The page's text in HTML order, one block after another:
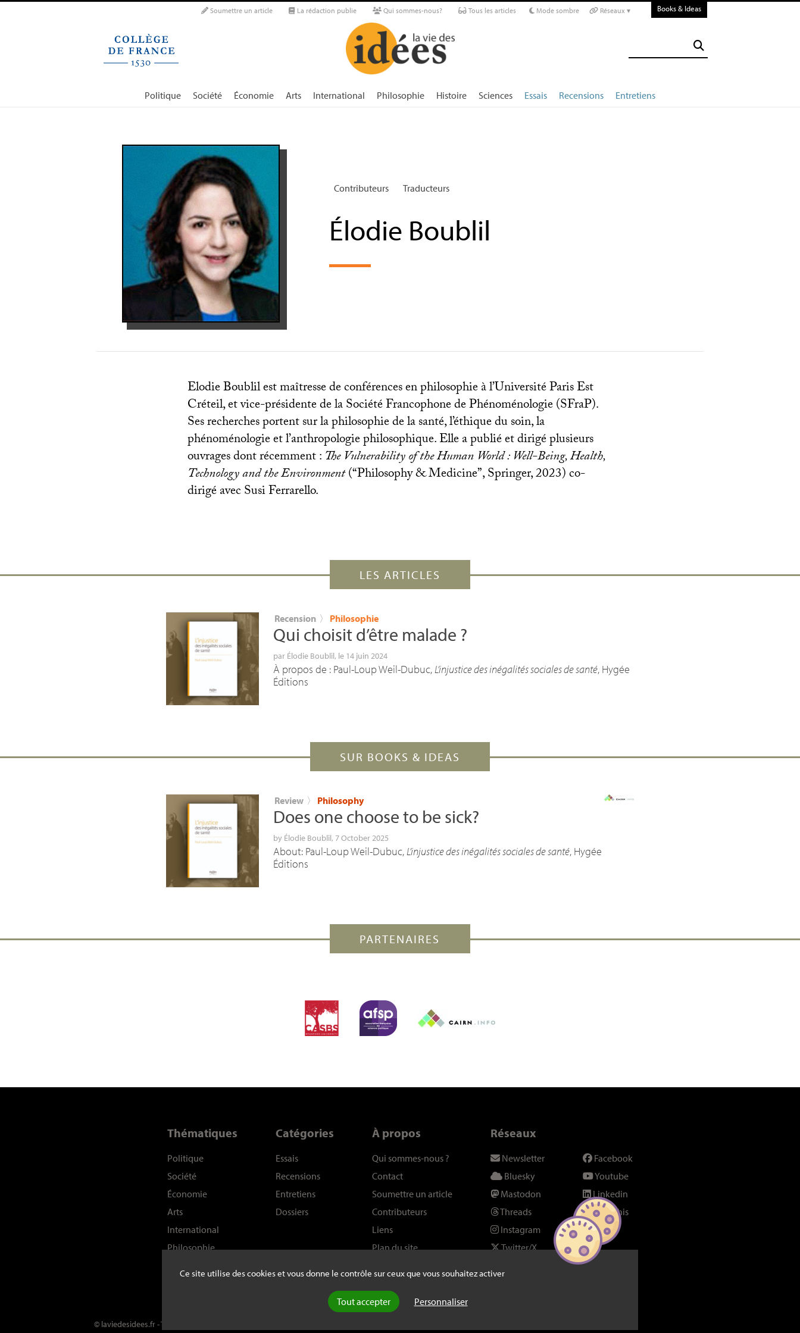
Ce site utilise des cookies et vous donne le contrôle sur ceux que vous souhaitez activer
Tout accepter Personnaliser
Soumettre un article La rédaction publie Qui sommes-nous? Tous les articles Mode sombre Réseaux ▾ Books & Ideas
Politique Société Économie Arts International Philosophie Histoire Sciences Essais Recensions Entretiens
Contributeurs Traducteurs
Élodie Boublil
Elodie Boublil est maîtresse de conférences en philosophie à l’Université Paris Est
Créteil, et vice-présidente de la Société Francophone de Phénoménologie (SFraP).
Ses recherches portent sur la philosophie de la santé, l’éthique du soin, la
phénoménologie et l’anthropologie philosophique. Elle a publié et dirigé plusieurs
ouvrages dont récemment :The Vulnerability of the Human World : Well-Being, Health,
Technology and the Environment(“Philosophy & Medicine”, Springer, 2023) co-
dirigé avec Susi Ferrarello.
LES ARTICLES
Recension 〉 Philosophie
Qui choisit d’être malade ?
par Élodie Boublil, le 14 juin 2024
À propos de : Paul-Loup Weil-Dubuc,L’injustice des inégalités sociales de santé, Hygée
Éditions
SUR BOOKS & IDEAS
Review 〉 Philosophy
Does one choose to be sick?
by Élodie Boublil, 7 October 2025
About: Paul-Loup Weil-Dubuc,L’injustice des inégalités sociales de santé, Hygée
Éditions
PARTENAIRES
Thématiques
Politique
Société
Économie
Arts
International
Philosophie
Catégories
Essais
Recensions
Entretiens
Dossiers
À propos
Qui sommes-nous ?
Contact
Soumettre un article
Contributeurs
Liens
Plan du site
Réseaux
Newsletter
Bluesky
Mastodon
Threads
Instagram
Twitter/X
Facebook
Youtube
Linkedin
SeenThis
Fil RSS
© laviedesidees.fr - Toute reproduction interdite sans autorisation explicite de la rédaction -